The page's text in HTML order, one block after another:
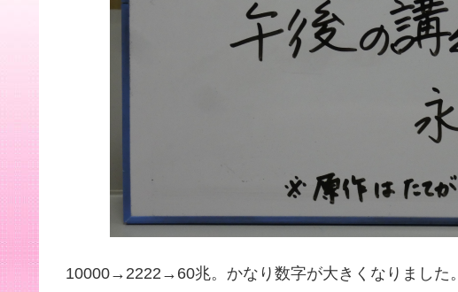
10000→2222→60兆。かなり数字が大きくなりました。